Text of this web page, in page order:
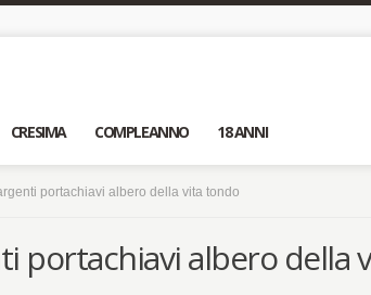
CRESIMA COMPLEANNO 18 ANNI
portachiavi albero della vita tondo
portachiavi albero della